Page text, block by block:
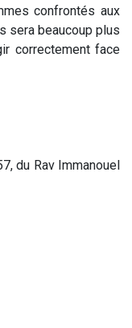
confrontés aux
sera beaucoup plus
correctement face
du Rav Immanouel